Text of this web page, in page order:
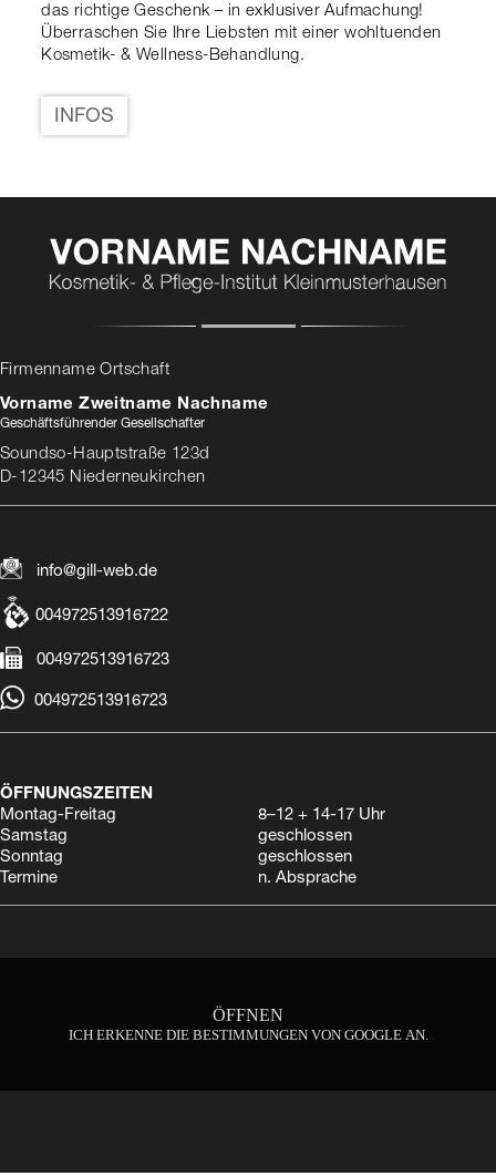
das richtige Geschenk – in exklusiver Aufmachung!
Überraschen Sie Ihre Liebsten mit einer wohltuenden
Kosmetik- & Wellness-Behandlung.
INFOS
Firmenname Ortschaft
Vorname Zweitname Nachname
Geschäftsführender Gesellschafter
Soundso-Hauptstraße 123d
D-12345 Niederneukirchen
info@gill-web.de
004972513916722
004972513916723
004972513916723
ÖFFNUNGSZEITEN
Montag-Freitag
8–12 + 14-17 Uhr
Samstag
geschlossen
Sonntag
geschlossen
Termine
n. Absprache
ÖFFNEN
ICH ERKENNE DIE BESTIMMUNGEN VON GOOGLE AN.